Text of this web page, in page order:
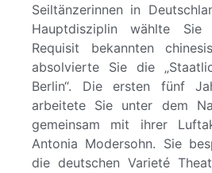
Seiltänzerinnen in
Hauptdisziplin wählte
Requisit bekannten
absolvierte Sie die
Berlin“. Die ersten fünf
arbeitete Sie unter dem
gemeinsam mit ihrer
Antonia Modersohn. Sie
die deutschen Varieté